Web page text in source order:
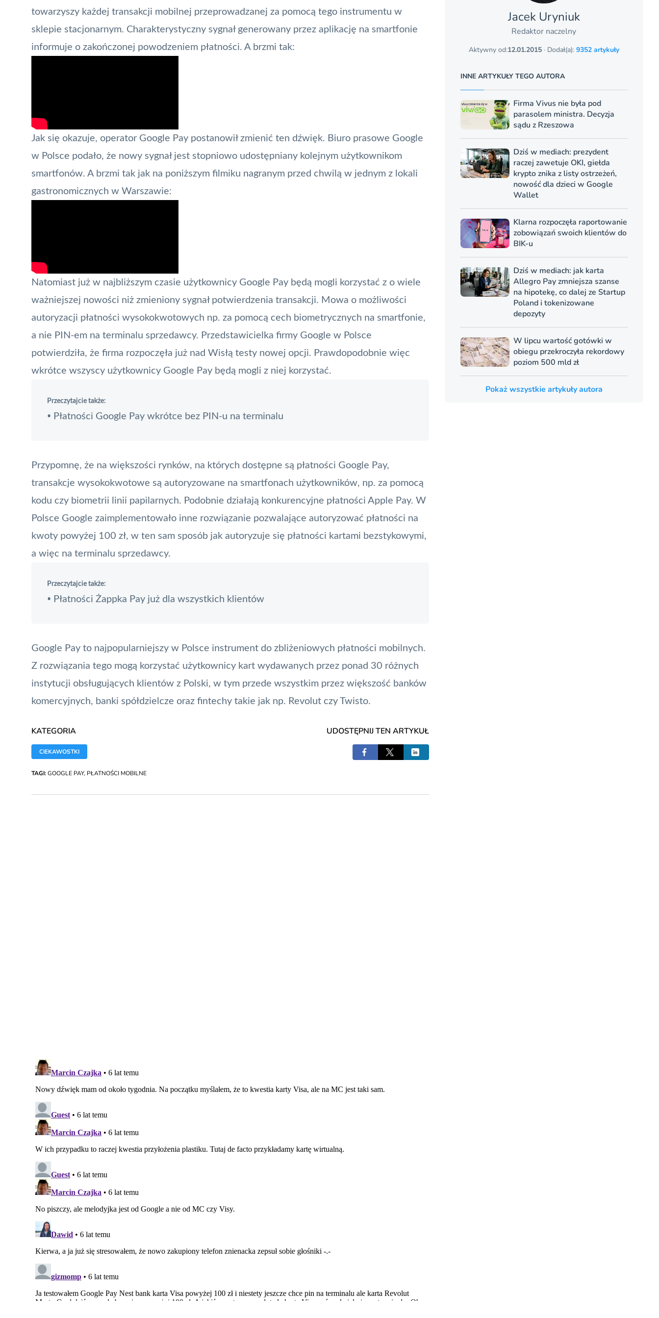
towarzyszy każdej transakcji mobilnej przeprowadzanej za pomocą tego instrumentu w
sklepie stacjonarnym. Charakterystyczny sygnał generowany przez aplikację na smartfonie
informuje o zakończonej powodzeniem płatności. A brzmi tak:
Jak się okazuje, operator Google Pay postanowił zmienić ten dźwięk. Biuro prasowe Google
w Polsce podało, że nowy sygnał jest stopniowo udostępniany kolejnym użytkownikom
smartfonów. A brzmi tak jak na poniższym filmiku nagranym przed chwilą w jednym z lokali
gastronomicznych w Warszawie:
Natomiast już w najbliższym czasie użytkownicy Google Pay będą mogli korzystać z o wiele
ważniejszej nowości niż zmieniony sygnał potwierdzenia transakcji. Mowa o możliwości
autoryzacji płatności wysokokwotowych np. za pomocą cech biometrycznych na smartfonie,
a nie PIN -em na terminalu sprzedawcy. Przedstawicielka firmy Google w Polsce
potwierdziła, że firma rozpoczęła już nad Wisłą testy nowej opcji. Prawdopodobnie więc
wkrótce wszyscy użytkownicy Google Pay będą mogli z niej korzystać.
Przeczytajcie także:
• Płatności Google Pay wkrótce bez PIN-u na terminalu
Przypomnę, że na większości rynków, na których dostępne są płatności Google Pay,
transakcje wysokokwotowe są autoryzowane na smartfonach użytkowników, np. za pomocą
kodu czy biometrii linii papilarnych. Podobnie działają konkurencyjne płatności Apple Pay. W
Polsce Google zaimplementowało inne rozwiązanie pozwalające autoryzować płatności na
kwoty powyżej 100 zł, w ten sam sposób jak autoryzuje się płatności kartami bezstykowymi,
a więc na terminalu sprzedawcy.
Przeczytajcie także:
• Płatności Żappka Pay już dla wszystkich klientów
Google Pay to najpopularniejszy w Polsce instrument do zbliżeniowych płatności mobilnych.
Z rozwiązania tego mogą korzystać użytkownicy kart wydawanych przez ponad 30 różnych
instytucji obsługujących klientów z Polski, w tym przede wszystkim przez większość banków
komercyjnych, banki spółdzielcze oraz fintechy takie jak np. Revolut czy Twisto.
KATEGORIA
CIEKAWOSTKI
UDOSTĘPNIJ TEN ARTYKUŁ
TAGI:GOOGLE PAY, PŁATNOŚCI MOBILNE
Jacek Uryniuk
Redaktor naczelny
Aktywny od:12.01.2015· Dodał(a): 9352 artykuły
INNE ARTYKUŁY TEGO AUTORA
Firma Vivus nie była pod
parasolem ministra. Decyzja
sądu z Rzeszowa
Dziś w mediach: prezydent
raczej zawetuje OKI, giełda
krypto znika z listy ostrzeżeń,
nowość dla dzieci w Google
Wallet
Klarna rozpoczęła raportowanie
zobowiązań swoich klientów do
BIK-u
Dziś w mediach: jak karta
Allegro Pay zmniejsza szanse
na hipotekę, co dalej ze Startup
Poland i tokenizowane
depozyty
W lipcu wartość gotówki w
obiegu przekroczyła rekordowy
poziom 500 mld zł
Pokaż wszystkie artykuły autora